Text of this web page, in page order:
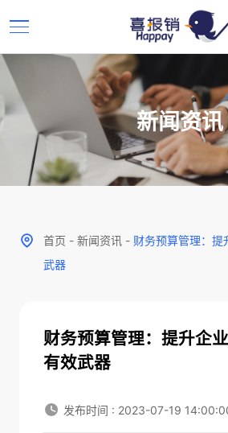
新闻资讯
首页 - 新闻资讯 - 财务预算管理：提
武器
财务预算管理：提升企
有效武器
发布时间 : 2023-07-19